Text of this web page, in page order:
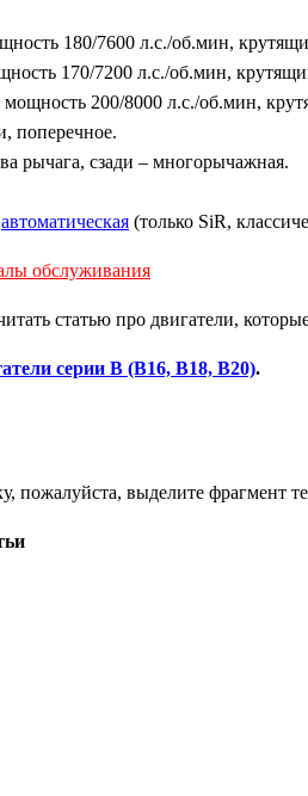
180/7600 л.с./об.мин,
170/7200 л.с./об.мин,
мощность 200/8000 л.с./об.мин,
поперечное.
рычага, сзади – многорычажная.
автоматическая (только SiR,
обслуживания
статью про двигатели,
серии B (B16, B18, B20).
пожалуйста, выделите фрагмент